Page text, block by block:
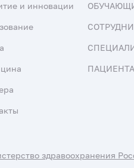
и инновации
здравоохранения